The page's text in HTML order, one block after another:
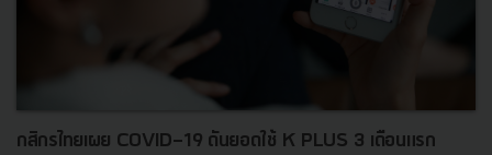
กสิกรไทยเผย COVID-19 ดันยอดใช้ K PLUS 3 เดือนแรก